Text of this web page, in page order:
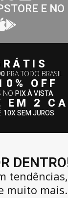
E
PRA TODO BRASIL
OFF
NOPIX À VISTA
EM 2
10X SEM JUROS
muito mais.